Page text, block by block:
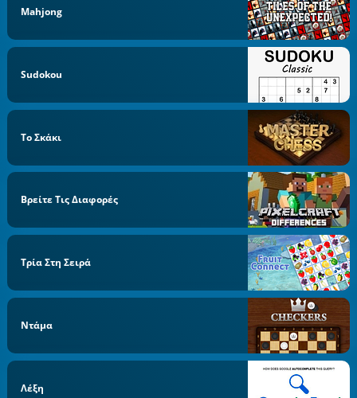
Mahjong
Sudokou
Το Σκάκι
Βρείτε Τις Διαφορές
Τρία Στη Σειρά
Ντάμα
Λέξη